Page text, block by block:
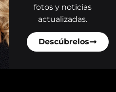
fotos y noticias
actualizadas.
Descúbrelos